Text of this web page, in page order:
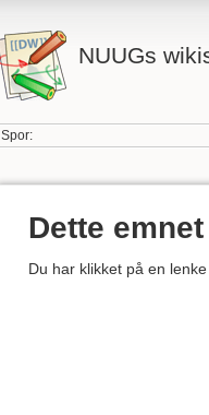
NUUGs
Spor:
Dette
Du har klikket på en